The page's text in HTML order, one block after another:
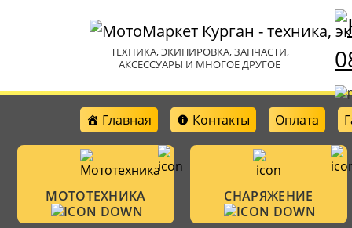
ТЕХНИКА, ЭКИПИРОВКА, ЗАПЧАСТИ,
АКСЕССУАРЫ И МНОГОЕ ДРУГОЕ
Главная Контакты Оплата
МОТОТЕХНИКА СНАРЯЖЕНИЕ